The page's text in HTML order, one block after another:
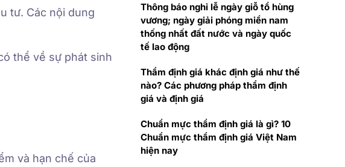
tư. Các nội dung
thể về sự phát sinh
và hạn chế của
Thông báo nghỉ lễ ngày giỗ tổ hùng
vương; ngày giải phóng miền nam
thống nhất đất nước và ngày quốc
tế lao động
Thẩm định giá khác định giá như thế
nào? Các phương pháp thẩm định
giá và định giá
Chuẩn mực thẩm định giá là gì? 10
Chuẩn mực thẩm định giá Việt Nam
hiện nay